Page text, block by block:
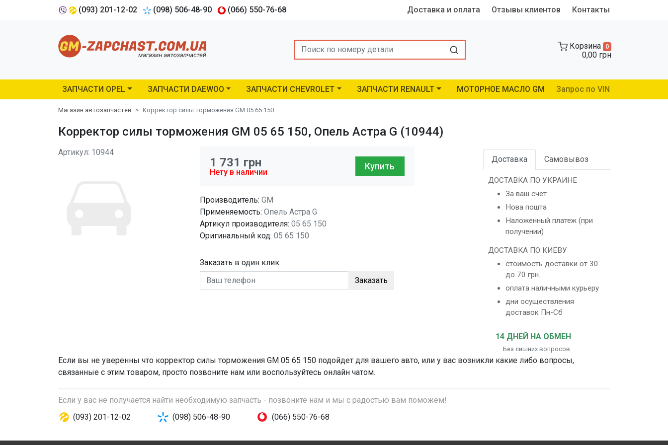
(093) 201-12-02 (098) 506-48-90 (066) 550-76-68 Доставка и оплата Отзывы клиентов Контакты
Search Корзина 0
0,00 грн
ЗАПЧАСТИ OPEL ЗАПЧАСТИ DAEWOO ЗАПЧАСТИ CHEVROLET ЗАПЧАСТИ RENAULT МОТОРНОЕ МАСЛО GM Запрос по VIN
Магазин автозапчастей Корректор силы торможения GM 05 65 150
Корректор силы торможения GM 05 65 150, Опель Астра G (10944)
Артикул: 10944
1 731 грн
Нету в наличии
Купить
Производитель: GM
Применяемость: Опель Астра G
Артикул производителя: 05 65 150
Оригинальный код: 05 65 150
Заказать в один клик:
Заказать
Доставка Самовывоз
ДОСТАВКА ПО УКРАИНЕ
За ваш счет
Нова пошта
Наложенный платеж (при
получении)
ДОСТАВКА ПО КИЕВУ
стоимость доставки от 30
до 70 грн.
оплата наличными курьеру
дни осуществления
доставок Пн-Сб
14 ДНЕЙ НА ОБМЕН
Без лишних вопросов
Если вы не уверенны что корректор силы торможения GM 05 65 150 подойдет для вашего авто, или у вас возникли какие либо вопросы,
связанные с этим товаром, просто позвоните нам или воспользуйтесь онлайн чатом.
Если у вас не получается найти необходимую запчасть - позвоните нам и мы с радостью вам поможем!
(093) 201-12-02
(098) 506-48-90 (066) 550-76-68